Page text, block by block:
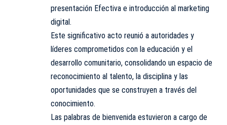
presentación Efectiva e introducción al marketing
digital.
Este significativo acto reunió a autoridades y
líderes comprometidos con la educación y el
desarrollo comunitario, consolidando un espacio de
reconocimiento al talento, la disciplina y las
oportunidades que se construyen a través del
conocimiento.
Las palabras de bienvenida estuvieron a cargo de